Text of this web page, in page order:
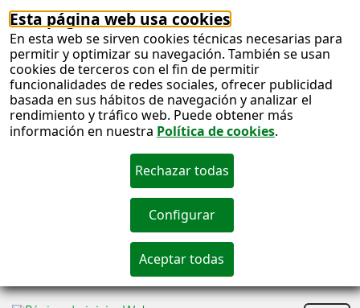
Esta página web usa cookies
En esta web se sirven cookies técnicas necesarias para
permitir y optimizar su navegación. También se usan
cookies de terceros con el fin de permitir
funcionalidades de redes sociales, ofrecer publicidad
basada en sus hábitos de navegación y analizar el
rendimiento y tráfico web. Puede obtener más
información en nuestra Política de cookies.